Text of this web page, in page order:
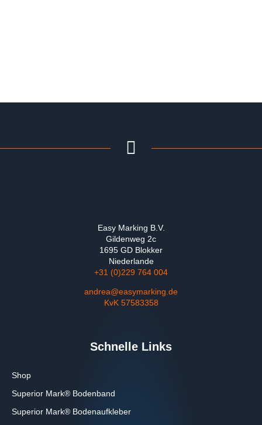
Easy Marking B.V.
Gildenweg 2c
1695 GD Blokker
Niederlande
+31 (0)229 764 004
andrea@easymarking.de
KvK 57583358
Schnelle Links
Shop
Superior Mark® Bodenband
Superior Mark® Bodenaufkleber